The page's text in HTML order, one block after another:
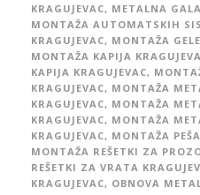
KRAGUJEVAC, METALNA
MONTAŽA AUTOMATSKIH
KRAGUJEVAC, MONTAŽA
MONTAŽA KAPIJA
KAPIJA KRAGUJEVAC,
KRAGUJEVAC, MONTAŽA
KRAGUJEVAC, MONTAŽA
KRAGUJEVAC, MONTAŽA
KRAGUJEVAC, MONTAŽA
MONTAŽA REŠETKI ZA
REŠETKI ZA VRATA
KRAGUJEVAC, OBNOVA